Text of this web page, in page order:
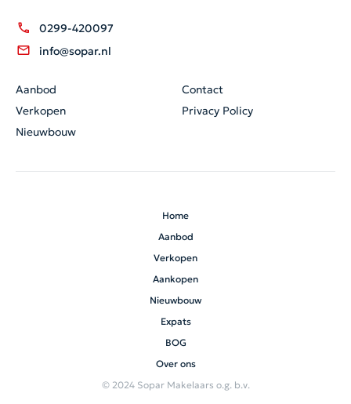
0299-420097
info@sopar.nl
Aanbod
Verkopen
Nieuwbouw
Contact
Privacy Policy
Home
Aanbod
Verkopen
Aankopen
Nieuwbouw
Expats
BOG
Over ons
© 2024 Sopar Makelaars o.g. b.v.